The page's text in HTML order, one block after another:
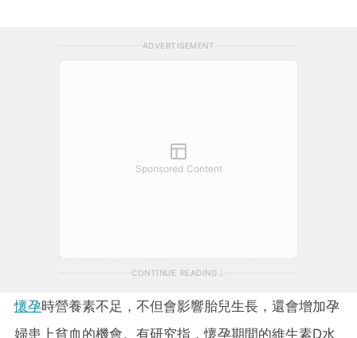
ADVERTISEMENT
Sponsored Content
CONTINUE READING
懷孕時營養素不足，不但會影響胎兒生長，還會增加孕
婦患上貧血的機會。有研究指，懷孕期間的維生素D水